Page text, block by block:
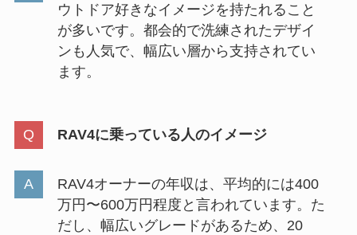
ウトドア好きなイメージを持たれること
が多いです。都会的で洗練されたデザイ
ンも人気で、幅広い層から支持されてい
ます。
RAV4に乗っている人のイメージ
RAV4オーナーの年収は、平均的には400
万円〜600万円程度と言われています。た
だし、幅広いグレードがあるため、20